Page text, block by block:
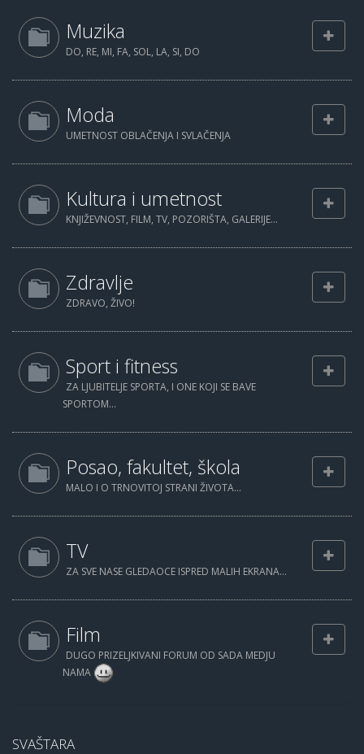
Muzika
DO, RE, MI, FA, SOL, LA, SI, DO
Moda
UMETNOST OBLAČENJA I SVLAČENJA
Kultura i umetnost
KNJIŽEVNOST, FILM, TV, POZORIŠTA, GALERIJE...
Zdravlje
ZDRAVO, ŽIVO!
Sport i fitness
ZA LJUBITELJE SPORTA, I ONE KOJI SE BAVE
SPORTOM...
Posao, fakultet, škola
MALO I O TRNOVITOJ STRANI ŽIVOTA...
TV
ZA SVE NASE GLEDAOCE ISPRED MALIH EKRANA...
Film
DUGO PRIZELJKIVANI FORUM OD SADA MEDJU
NAMA
SVAŠTARA